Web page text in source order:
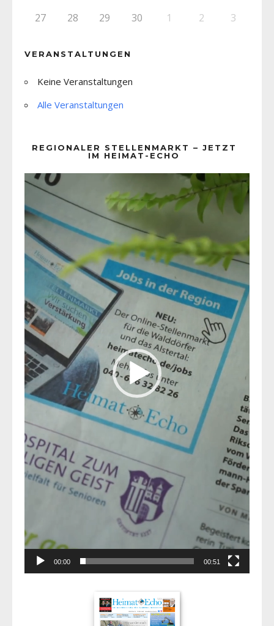
27 28 29 30 1 2 3
VERANSTALTUNGEN
Keine Veranstaltungen
Alle Veranstaltungen
REGIONALER STELLENMARKT – JETZT
IM HEIMAT-ECHO
Player
00:00 00:51